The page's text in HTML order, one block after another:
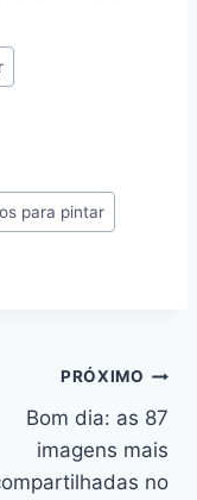
para pintar
PRÓXIMO
Bom dia: as 87
imagens mais
no